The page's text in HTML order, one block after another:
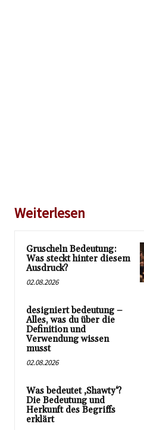
Weiterlesen
Gruscheln Bedeutung:
Was steckt hinter diesem
Ausdruck?
02.08.2026
designiert bedeutung –
Alles, was du über die
Definition und
Verwendung wissen
musst
02.08.2026
Was bedeutet ‚Shawty‘?
Die Bedeutung und
Herkunft des Begriffs
erklärt